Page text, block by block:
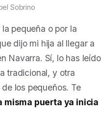
Sobrino
pequeña o por la
dijo mi hija al llegar a
Navarra. Sí, lo has leído
tradicional, y otra
los pequeños. Te
misma puerta ya inicia